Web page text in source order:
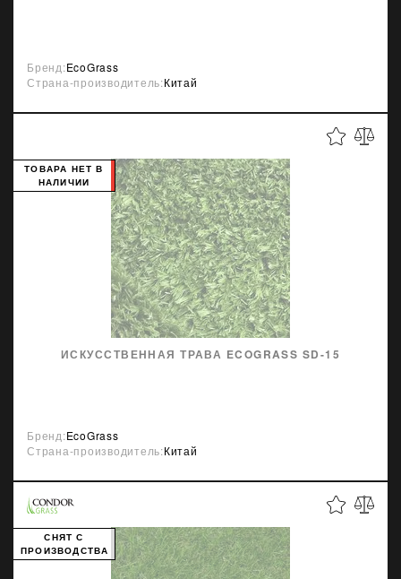
Бренд:EcoGrass
Страна-производитель:Китай
ИСКУССТВЕННАЯ ТРАВА ECOGRASS SD-15
ТОВАРА НЕТ В
НАЛИЧИИ
Бренд:EcoGrass
Страна-производитель:Китай
СНЯТ С
ПРОИЗВОДСТВА